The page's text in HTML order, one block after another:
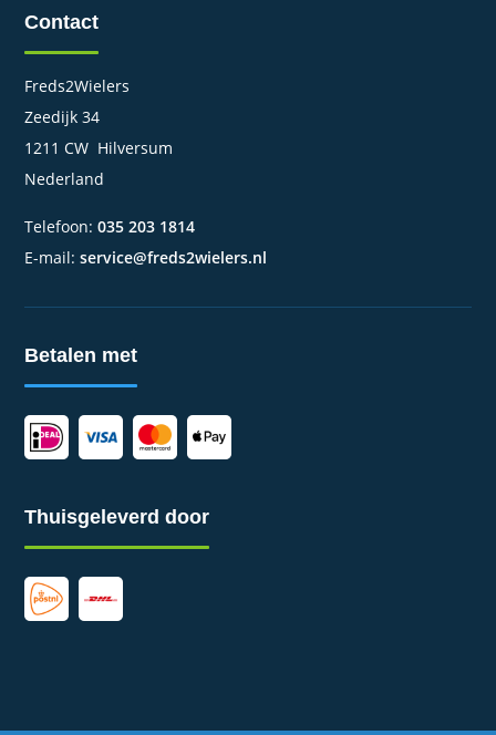
Contact
Freds2Wielers
Zeedijk 34
1211 CW Hilversum
Nederland
Telefoon:035 203 1814
E-mail:service@freds2wielers.nl
Betalen met
Thuisgeleverd door